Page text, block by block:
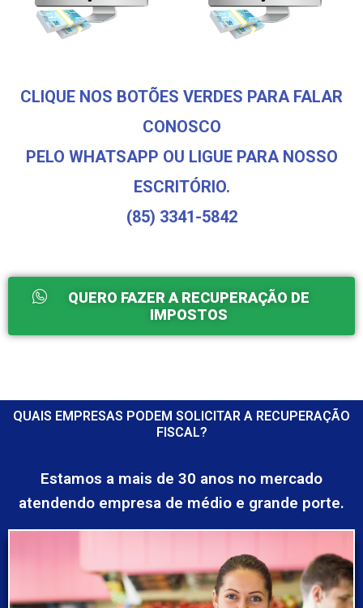
CLIQUE NOS BOTÕES VERDES PARA FALAR
CONOSCO
PELO WHATSAPP OU LIGUE PARA NOSSO
ESCRITÓRIO.
(85) 3341-5842
QUERO FAZER A RECUPERAÇÃO DE
IMPOSTOS
QUAIS EMPRESAS PODEM SOLICITAR A RECUPERAÇÃO
FISCAL?
Estamos a mais de 30 anos no mercado
atendendo empresa de médio e grande porte.